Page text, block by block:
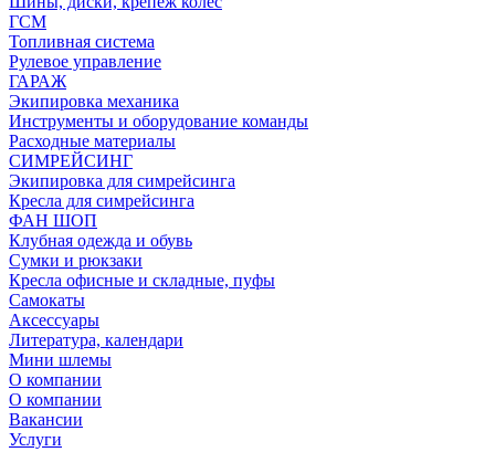
ГСМ
Топливная система
Рулевое управление
ГАРАЖ
Экипировка механика
Инструменты и оборудование команды
Расходные материалы
СИМРЕЙСИНГ
Экипировка для симрейсинга
Кресла для симрейсинга
ФАН ШОП
Клубная одежда и обувь
Сумки и рюкзаки
Кресла офисные и складные, пуфы
Самокаты
Аксессуары
Литература, календари
Мини шлемы
О компании
О компании
Вакансии
Услуги